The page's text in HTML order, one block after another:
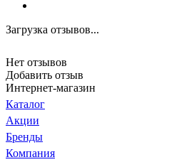
Загрузка отзывов...
Нет отзывов
Добавить отзыв
Интернет-магазин
Каталог
Акции
Бренды
Компания